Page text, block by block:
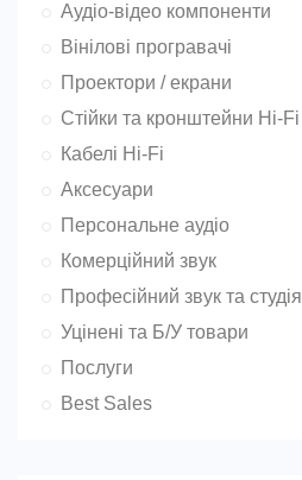
Аудіо-відео компоненти
Вінілові програвачі
Проектори / екрани
Стійки та кронштейни Hi-Fi
Кабелі Hi-Fi
Аксесуари
Персональне аудіо
Комерційний звук
Професійний звук та студія
Уцінені та Б/У товари
Послуги
Best Sales